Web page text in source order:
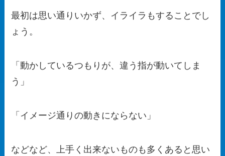
最初は思い通りいかず、イライラもすることでし
ょう。
「動かしているつもりが、違う指が動いてしま
う」
「イメージ通りの動きにならない」
などなど、上手く出来ないものも多くあると思い